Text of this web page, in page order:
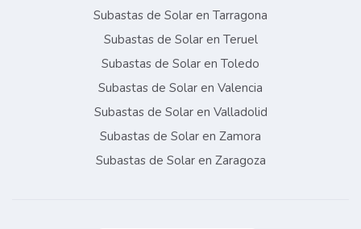
Subastas de Solar en Tarragona
Subastas de Solar en Teruel
Subastas de Solar en Toledo
Subastas de Solar en Valencia
Subastas de Solar en Valladolid
Subastas de Solar en Zamora
Subastas de Solar en Zaragoza